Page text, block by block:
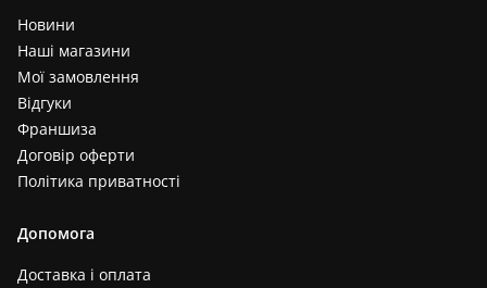
Новини
Наші магазини
Мої замовлення
Відгуки
Франшиза
Договір оферти
Політика приватності
Допомога
Доставка і оплата